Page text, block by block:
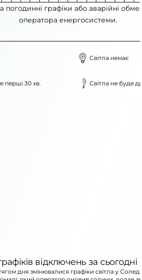
погодинні графіки або аварійні
оператора енергосистеми.
Світла немає
перші 30 хв. Світла не буде
відключень за сьогодні
дня змінювалися графіки світла у